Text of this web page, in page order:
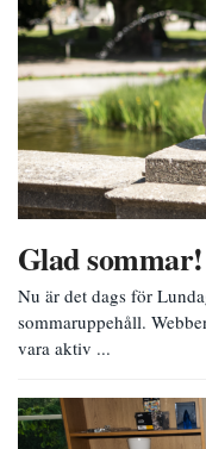
Glad sommar!
Nu är det dags för
sommaruppehåll.
vara aktiv ...